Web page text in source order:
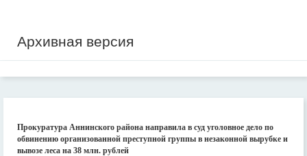
Архивная версия
Прокуратура Аннинского района направила в суд уголовное дело по
обвинению организованной преступной группы в незаконной вырубке и
вывозе леса на 38 млн. рублей